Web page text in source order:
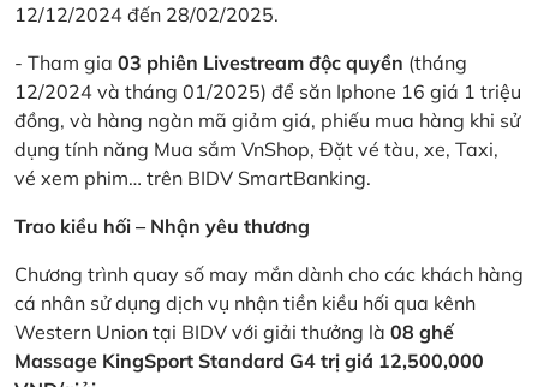
12/12/2024 đến 28/02/2025.
- Tham gia 03 phiên Livestream độc quyền (tháng
12/2024 và tháng 01/2025) để săn Iphone 16 giá 1 triệu
đồng, và hàng ngàn mã giảm giá, phiếu mua hàng khi sử
dụng tính năng Mua sắm VnShop, Đặt vé tàu, xe, Taxi,
vé xem phim… trên BIDV SmartBanking.
Trao kiều hối – Nhận yêu thương
Chương trình quay số may mắn dành cho các khách hàng
cá nhân sử dụng dịch vụ nhận tiền kiều hối qua kênh
Western Union tại BIDV với giải thưởng là 08 ghế
Massage KingSport Standard G4 trị giá 12,500,000